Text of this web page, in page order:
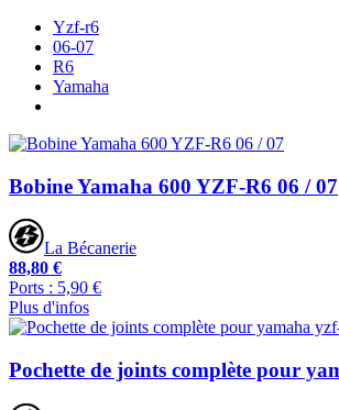
Yzf-r6
06-07
R6
Yamaha
Bobine Yamaha 600 YZF-R6 06 / 07
La Bécanerie
88,80 €
Ports : 5,90 €
Plus d'infos
Pochette de joints complète pour